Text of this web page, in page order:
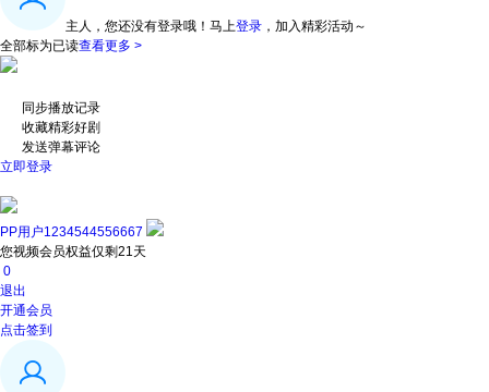
主人，您还没有登录哦！ 马上登录 ，加入精彩活动～
全部标为已读查看更多 >
同步播放记录
收藏精彩好剧
发送弹幕评论
立即登录
PP用户1234544556667
您视频会员权益仅剩21天
0
退出
开通会员
点击签到